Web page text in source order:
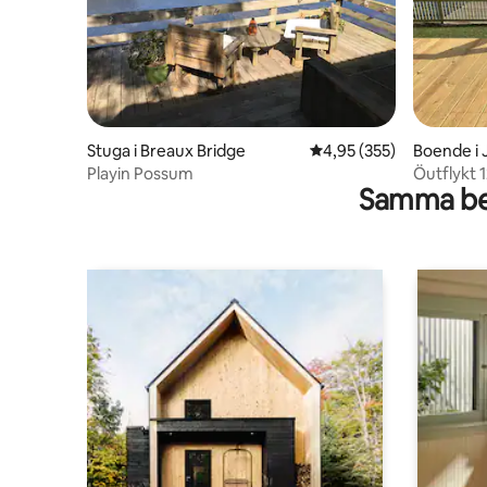
Stuga i Breaux Bridge 4,95 av 5 i
4,95 (355)
Playin Possum
Boende i
Öutflykt
Samma